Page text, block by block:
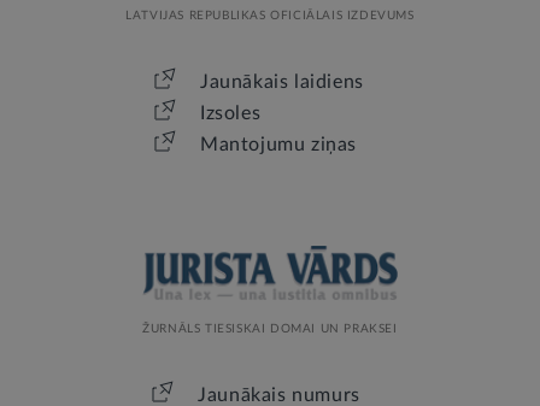
LATVIJAS REPUBLIKAS OFICIĀLAIS IZDEVUMS
Jaunākais laidiens
Izsoles
Mantojumu ziņas
ŽURNĀLS TIESISKAI DOMAI UN PRAKSEI
Jaunākais numurs